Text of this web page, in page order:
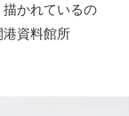
かれているの
資料館所